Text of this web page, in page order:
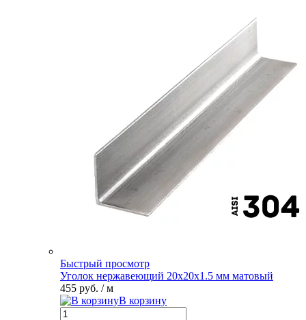
Быстрый просмотр
Уголок нержавеющий 20х20х1.5 мм матовый
455 руб. / м
В корзину